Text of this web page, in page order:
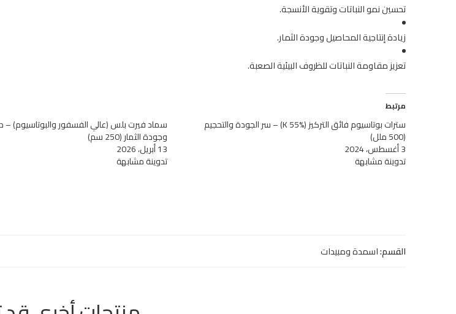
تحسين نمو النباتات وتقوية الأنسجة.
زيادة إنتاجية المحاصيل وجودة الثمار.
تعزيز مقاومة النباتات للظروف البيئية الصعبة.
مرتبط
سترات بوتاسيوم فائق التركيز (K 55%) – سر الجودة والتحجيم
(500 ملل)
3 أغسطس، 2024
تدوينة مشابهة
سماد فيرت بلس (عالي الفسفور والبوتاسيوم) –
وجودة الثمار (250 سم)
13 أبريل، 2026
تدوينة مشابهة
القسم:اسمدة ومبيدات